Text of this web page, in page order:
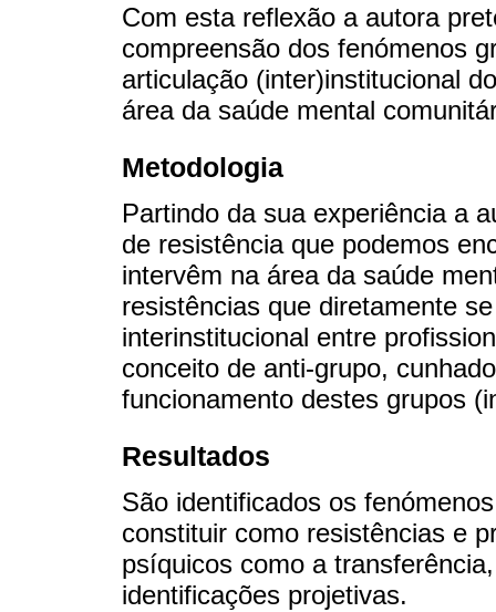
Com esta reflexão a autora
compreensão dos fenómenos
articulação (inter)institucional
área da saúde mental
Metodologia
Partindo da sua experiência a
de resistência que podemos
intervêm na área da saúde
resistências que diretamente
interinstitucional entre
conceito de anti-grupo,
funcionamento destes grupos
Resultados
São identificados os
constituir como resistências e
psíquicos como a
identificações projetivas.